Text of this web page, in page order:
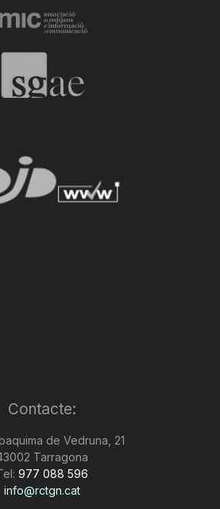
Contacte:
de Vedruna, 21
Tarragona
977 088 596
info@rctgn.cat